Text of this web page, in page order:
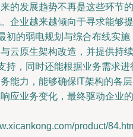
的发展趋势不再是这些环节的
企业越来越倾向于寻求能够提
初的弱电规划与综合布线实施
云原生架构改造，并提供持续
持，同时还能根据业务需求进
能力，能够确保IT架构的各
应业务变化，最终驱动企业的
product/